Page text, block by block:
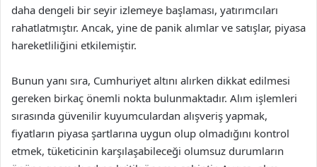
daha dengeli bir seyir izlemeye başlaması, yatırımcıları
rahatlatmıştır. Ancak, yine de panik alımlar ve satışlar, piyasa
hareketliliğini etkilemiştir.
Bunun yanı sıra, Cumhuriyet altını alırken dikkat edilmesi
gereken birkaç önemli nokta bulunmaktadır. Alım işlemleri
sırasında güvenilir kuyumculardan alışveriş yapmak,
fiyatların piyasa şartlarına uygun olup olmadığını kontrol
etmek, tüketicinin karşılaşabileceği olumsuz durumların